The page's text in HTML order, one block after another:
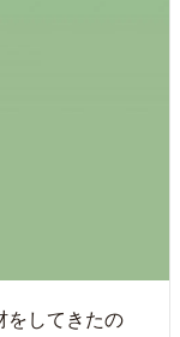
をしてきたの